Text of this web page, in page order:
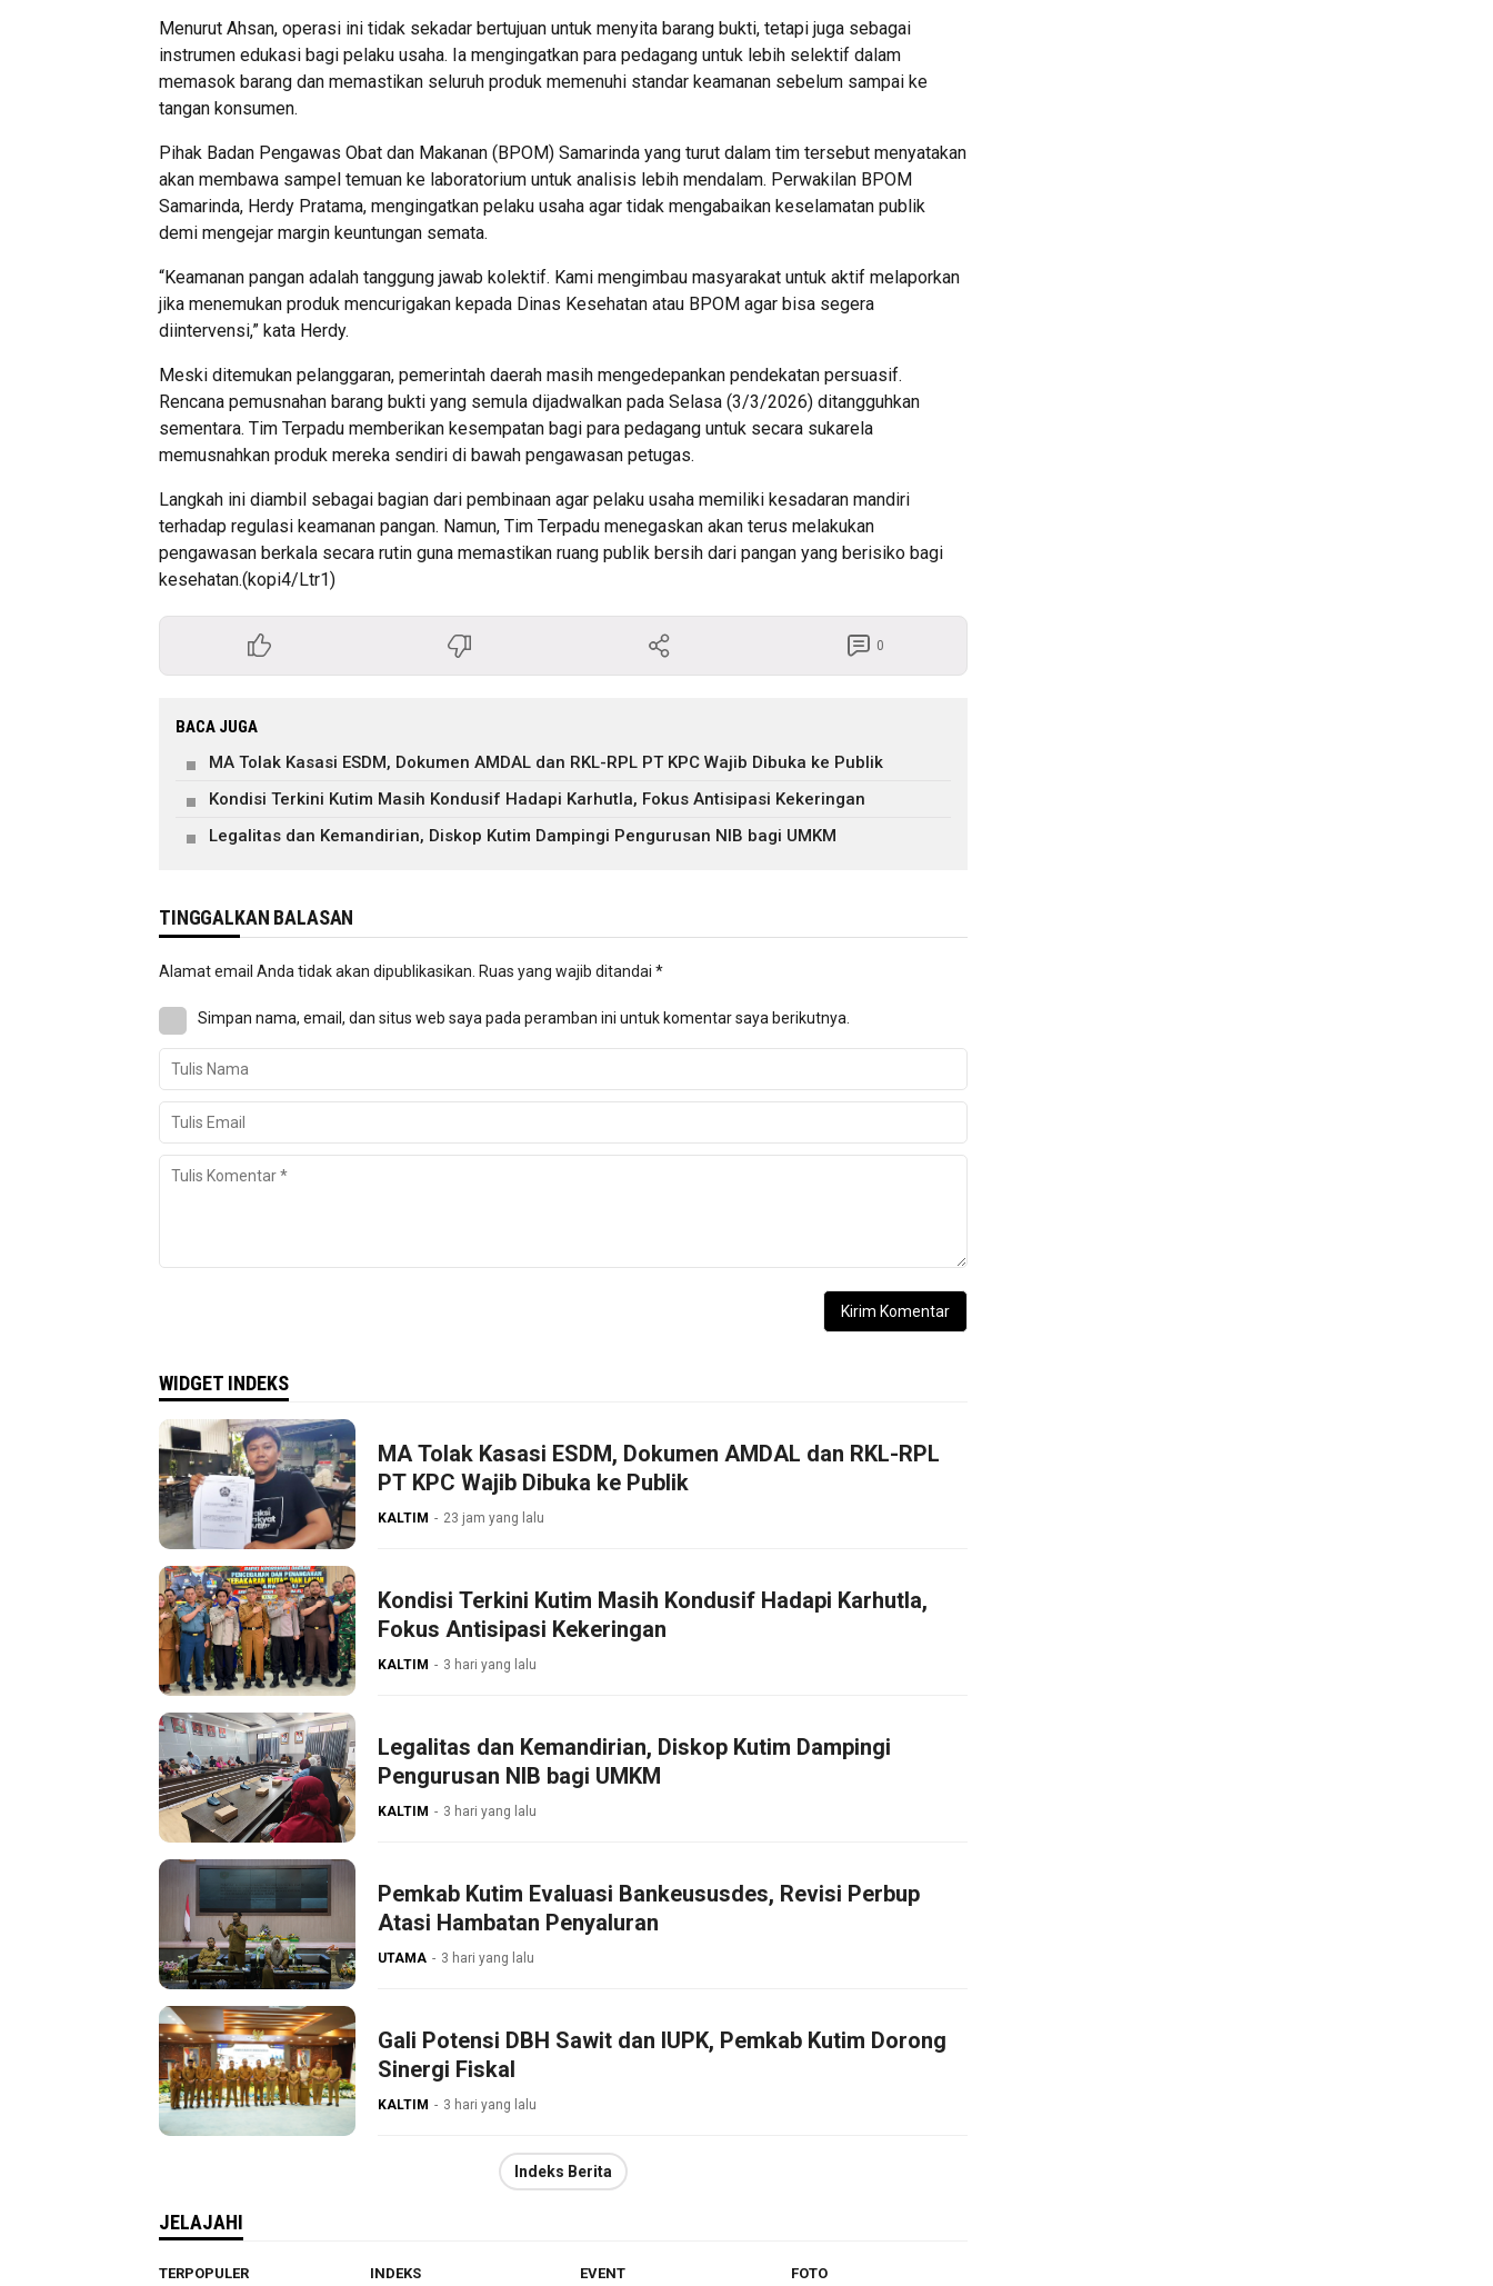
Menurut Ahsan, operasi ini tidak sekadar bertujuan untuk menyita barang bukti, tetapi juga sebagai
instrumen edukasi bagi pelaku usaha. Ia mengingatkan para pedagang untuk lebih selektif dalam
memasok barang dan memastikan seluruh produk memenuhi standar keamanan sebelum sampai ke
tangan konsumen.
Pihak Badan Pengawas Obat dan Makanan (BPOM) Samarinda yang turut dalam tim tersebut menyatakan
akan membawa sampel temuan ke laboratorium untuk analisis lebih mendalam. Perwakilan BPOM
Samarinda, Herdy Pratama, mengingatkan pelaku usaha agar tidak mengabaikan keselamatan publik
demi mengejar margin keuntungan semata.
“Keamanan pangan adalah tanggung jawab kolektif. Kami mengimbau masyarakat untuk aktif melaporkan
jika menemukan produk mencurigakan kepada Dinas Kesehatan atau BPOM agar bisa segera
diintervensi,” kata Herdy.
Meski ditemukan pelanggaran, pemerintah daerah masih mengedepankan pendekatan persuasif.
Rencana pemusnahan barang bukti yang semula dijadwalkan pada Selasa (3/3/2026) ditangguhkan
sementara. Tim Terpadu memberikan kesempatan bagi para pedagang untuk secara sukarela
memusnahkan produk mereka sendiri di bawah pengawasan petugas.
Langkah ini diambil sebagai bagian dari pembinaan agar pelaku usaha memiliki kesadaran mandiri
terhadap regulasi keamanan pangan. Namun, Tim Terpadu menegaskan akan terus melakukan
pengawasan berkala secara rutin guna memastikan ruang publik bersih dari pangan yang berisiko bagi
kesehatan.(kopi4/Ltr1)
0
BACA JUGA
MA Tolak Kasasi ESDM, Dokumen AMDAL dan RKL-RPL PT KPC Wajib Dibuka ke Publik
Kondisi Terkini Kutim Masih Kondusif Hadapi Karhutla, Fokus Antisipasi Kekeringan
Legalitas dan Kemandirian, Diskop Kutim Dampingi Pengurusan NIB bagi UMKM
TINGGALKAN BALASAN
Alamat email Anda tidak akan dipublikasikan. Ruas yang wajib ditandai *
Simpan nama, email, dan situs web saya pada peramban ini untuk komentar saya berikutnya.
WIDGET INDEKS
MA Tolak Kasasi ESDM, Dokumen AMDAL dan RKL-RPL
PT KPC Wajib Dibuka ke Publik
KALTIM 23 jam yang lalu
Kondisi Terkini Kutim Masih Kondusif Hadapi Karhutla,
Fokus Antisipasi Kekeringan
KALTIM 3 hari yang lalu
Legalitas dan Kemandirian, Diskop Kutim Dampingi
Pengurusan NIB bagi UMKM
KALTIM 3 hari yang lalu
Pemkab Kutim Evaluasi Bankeususdes, Revisi Perbup
Atasi Hambatan Penyaluran
UTAMA 3 hari yang lalu
Gali Potensi DBH Sawit dan IUPK, Pemkab Kutim Dorong
Sinergi Fiskal
KALTIM 3 hari yang lalu
Indeks Berita
JELAJAHI
TERPOPULER INDEKS EVENT FOTO